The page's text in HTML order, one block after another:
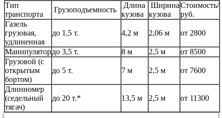
Тип
транспорта
Грузоподъемность
Длина
кузова
Ширина
кузова
Стоимость/
руб.
Газель
грузовая,
удлиненная
до 1,5 т. 4,2 м 2,06 м от 2800
Манипулятордо 3,5 т. 8 м 2,5 м
от 8500
Грузовой (с
открытым
бортом)
до 5 т. 7 м 2,5 м от 7600
Длинномер
(седельный
тягач)
до 20 т.* 13,5 м 2,5 м от 11300